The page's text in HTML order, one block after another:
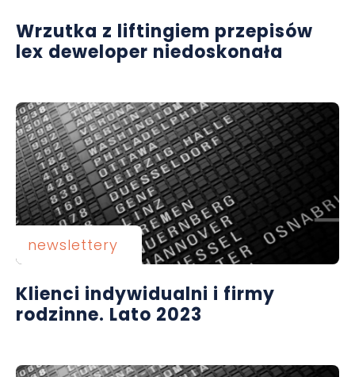
Wrzutka z liftingiem przepisów
lex deweloper niedoskonała
newslettery
Klienci indywidualni i firmy
rodzinne. Lato 2023